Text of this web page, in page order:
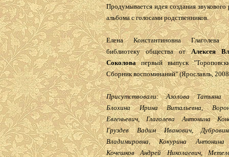
Продумывается идея создания звукового
альбома с голосами родственников.
Елена Константиновна Глаголева
библиотеку общества отАлексея
Соколовапервый выпуск
Сборник воспоминаний" (Ярославль, 2008
Присутствовали: Азолова Татьяна
Блохина Ирина Витальевна,
Евгеньевич, Глаголева Антонина
Груздев Вадим Иванович,
Владимировна, Кокурина Антонина
Кочешков Андрей Николаевич,